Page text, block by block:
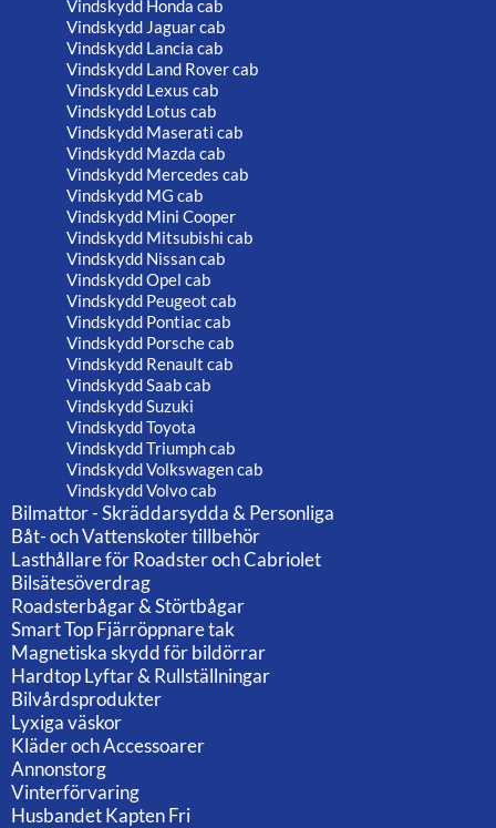
Vindskydd Honda cab
Vindskydd Jaguar cab
Vindskydd Lancia cab
Vindskydd Land Rover cab
Vindskydd Lexus cab
Vindskydd Lotus cab
Vindskydd Maserati cab
Vindskydd Mazda cab
Vindskydd Mercedes cab
Vindskydd MG cab
Vindskydd Mini Cooper
Vindskydd Mitsubishi cab
Vindskydd Nissan cab
Vindskydd Opel cab
Vindskydd Peugeot cab
Vindskydd Pontiac cab
Vindskydd Porsche cab
Vindskydd Renault cab
Vindskydd Saab cab
Vindskydd Suzuki
Vindskydd Toyota
Vindskydd Triumph cab
Vindskydd Volkswagen cab
Vindskydd Volvo cab
Bilmattor - Skräddarsydda & Personliga
Båt- och Vattenskoter tillbehör
Lasthållare för Roadster och Cabriolet
Bilsätesöverdrag
Roadsterbågar & Störtbågar
Smart Top Fjärröppnare tak
Magnetiska skydd för bildörrar
Hardtop Lyftar & Rullställningar
Bilvårdsprodukter
Lyxiga väskor
Kläder och Accessoarer
Annonstorg
Vinterförvaring
Husbandet Kapten Fri